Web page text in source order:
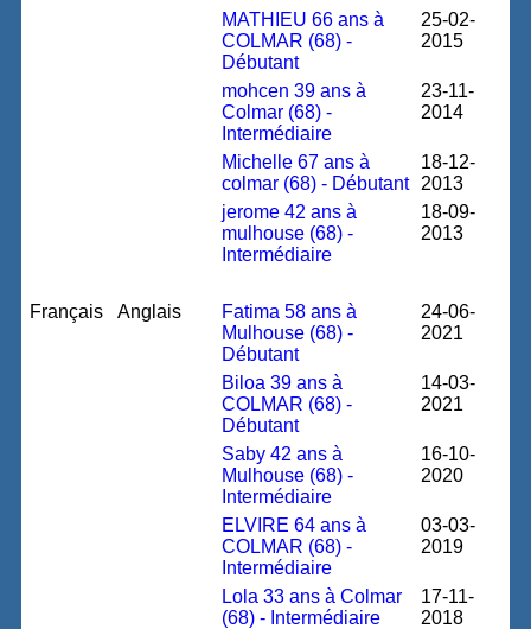
MATHIEU 66 ans à
COLMAR (68) -
Débutant
25-02-
2015
mohcen 39 ans à
Colmar (68) -
Intermédiaire
23-11-
2014
Michelle 67 ans à
colmar (68) - Débutant
18-12-
2013
jerome 42 ans à
mulhouse (68) -
Intermédiaire
18-09-
2013
Français Anglais
Fatima 58 ans à
Mulhouse (68) -
Débutant
24-06-
2021
Biloa 39 ans à
COLMAR (68) -
Débutant
14-03-
2021
Saby 42 ans à
Mulhouse (68) -
Intermédiaire
16-10-
2020
ELVIRE 64 ans à
COLMAR (68) -
Intermédiaire
03-03-
2019
Lola 33 ans à Colmar
(68) - Intermédiaire
17-11-
2018